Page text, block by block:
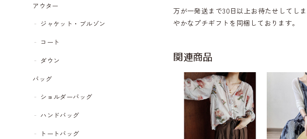
アウター
ジャケット・ブルゾン
コート
ダウン
バッグ
ショルダーバッグ
ハンドバッグ
トートバッグ
万が一発送まで30日以上お待たせしてし
やかなプチギフトを同梱しております。
関連商品